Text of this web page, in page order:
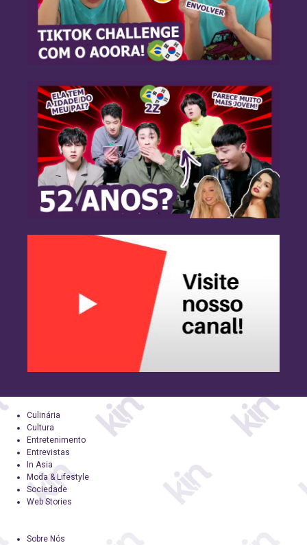
Culinária
Cultura
Entretenimento
Entrevistas
In Asia
Moda & Lifestyle
Sociedade
Web Stories
Sobre Nós